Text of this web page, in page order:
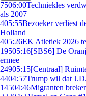
7506:00Techniekles
als 2007
405:55Bezoeker verliest
Holland
405:26EK Atletiek 2026
19505:16[SBS6] De
ermee
24905:15[Centraal]
4404:57Trump wil dat
14504:46Migranten